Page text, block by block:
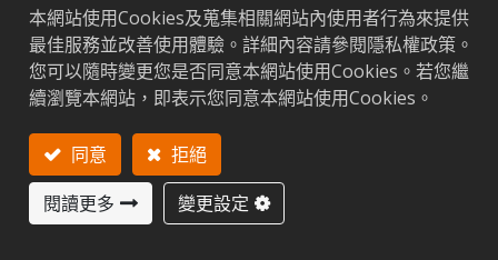
相關連結
解決方案
技術服務
智慧機械
本網站使用Cookies及蒐集相關網站內使用者行為來提供
最佳服務並改善使用體驗。詳細內容請參閱隱私權政策。
您可以隨時變更您是否同意本網站使用Cookies。若您繼
續瀏覽本網站，即表示您同意本網站使用Cookies。
同意
拒絕
閱讀更多
變更設定